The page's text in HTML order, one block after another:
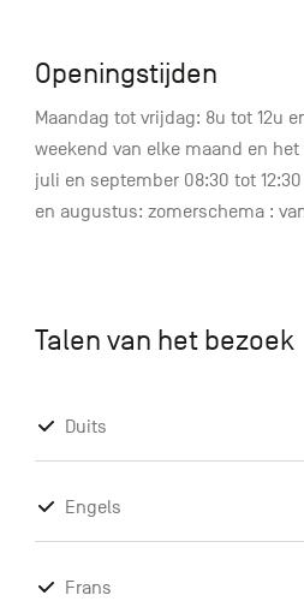
Openingstijden
Maandag tot vrijdag: 8u tot 12u
weekend van elke maand en
juli en september 08:30 tot
en augustus: zomerschema :
Talen van het bezoek
Duits
Engels
Frans